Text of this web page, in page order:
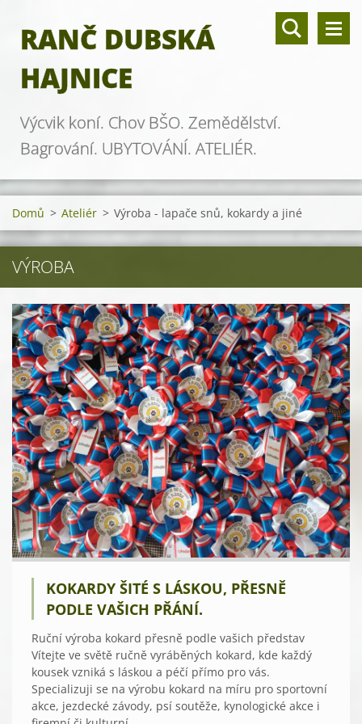
RANČ DUBSKÁ
HAJNICE
Výcvik koní. Chov BŠO. Zemědělství.
Bagrování. UBYTOVÁNÍ. ATELIÉR.
Domů > Ateliér > Výroba - lapače snů, kokardy a jiné
VÝROBA
KOKARDY ŠITÉ S LÁSKOU, PŘESNĚ
PODLE VAŠICH PŘÁNÍ.
Ruční výroba kokard přesně podle vašich představ
Vítejte ve světě ručně vyráběných kokard, kde každý
kousek vzniká s láskou a péčí přímo pro vás.
Specializuji se na výrobu kokard na míru pro sportovní
akce, jezdecké závody, psí soutěže, kynologické akce i